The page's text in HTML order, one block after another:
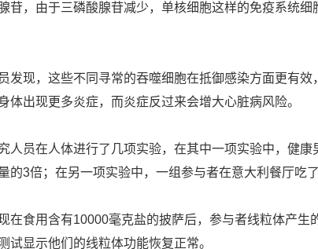
苷，由于三磷酸腺苷减少，单核细胞这样的免疫系统细
现，这些不同寻常的吞噬细胞在抵御感染方面更有效
体出现更多炎症，而炎症反过来会增大心脏病风险。
员在人体进行了几项实验，在其中一项实验中，健康
的3倍；在另一项实验中，一组参与者在意大利餐厅吃了
食用含有10000毫克盐的披萨后，参与者线粒体产生
试显示他们的线粒体功能恢复正常。